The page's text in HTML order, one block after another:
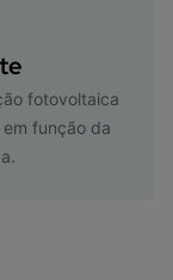
fotovoltaica
função da